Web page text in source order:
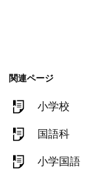
関連ページ
小学校
国語科
小学国語